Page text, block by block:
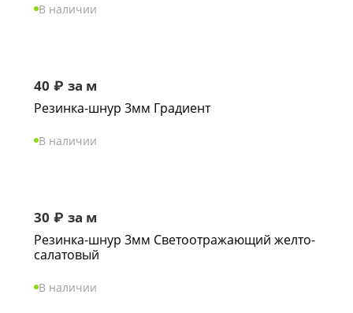
В наличии
40 ₽ за м
Резинка-шнур 3мм Градиент
В наличии
30 ₽ за м
Резинка-шнур 3мм Светоотражающий желто-
салатовый
В наличии